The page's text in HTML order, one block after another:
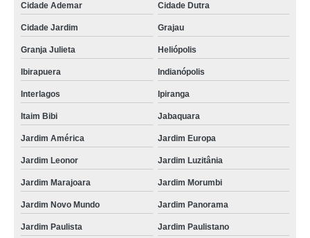
Cidade Ademar Cidade Dutra
Cidade Jardim Grajau
Granja Julieta Heliópolis
Ibirapuera Indianópolis
Interlagos Ipiranga
Itaim Bibi Jabaquara
Jardim América Jardim Europa
Jardim Leonor Jardim Luzitânia
Jardim Marajoara Jardim Morumbi
Jardim Novo Mundo Jardim Panorama
Jardim Paulista Jardim Paulistano